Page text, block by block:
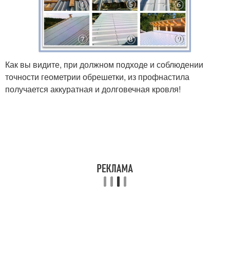
Как вы видите, при должном подходе и соблюдении
точности геометрии обрешетки, из профнастила
получается аккуратная и долговечная кровля!